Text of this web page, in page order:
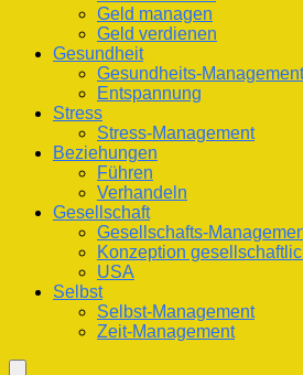
Geld managen
Geld verdienen
Gesundheit
Gesundheits-Management
Entspannung
Stress
Stress-Management
Beziehungen
Führen
Verhandeln
Gesellschaft
Gesellschafts-
Konzeption
USA
Selbst
Selbst-Management
Zeit-Management